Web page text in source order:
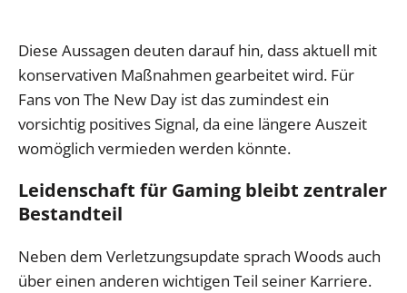
Diese Aussagen deuten darauf hin, dass aktuell mit
konservativen Maßnahmen gearbeitet wird. Für
Fans von The New Day ist das zumindest ein
vorsichtig positives Signal, da eine längere Auszeit
womöglich vermieden werden könnte.
Leidenschaft für Gaming bleibt zentraler
Bestandteil
Neben dem Verletzungsupdate sprach Woods auch
über einen anderen wichtigen Teil seiner Karriere.